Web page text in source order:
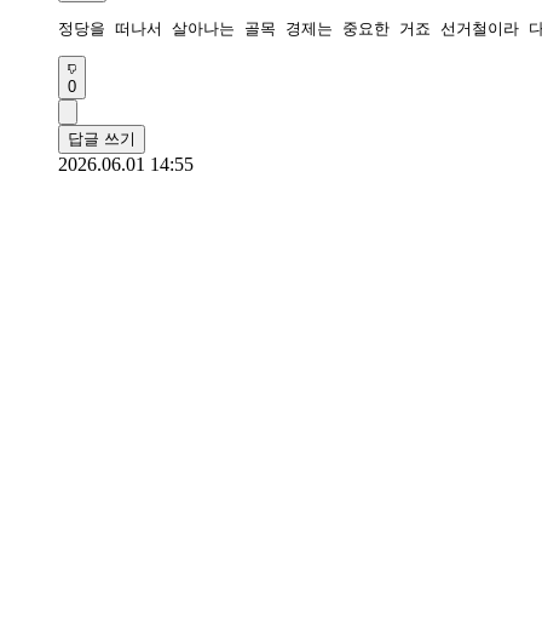
정당을 떠나서 살아나는 골목 경제는 중요한 거죠 선거철이라
0
답글 쓰기
2026.06.01 14:55